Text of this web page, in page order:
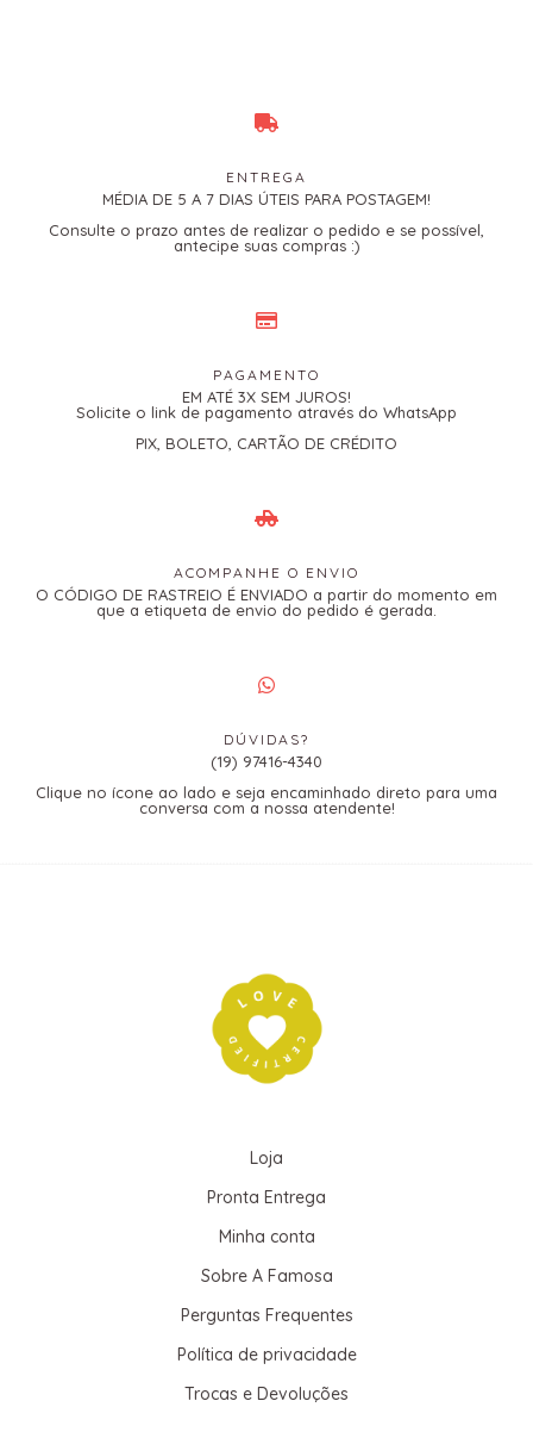
ENTREGA
MÉDIA DE 5 A 7 DIAS ÚTEIS PARA POSTAGEM!
Consulte o prazo antes de realizar o pedido e se possível,
antecipe suas compras :)
PAGAMENTO
EM ATÉ 3X SEM JUROS!
Solicite o link de pagamento através do WhatsApp
PIX, BOLETO, CARTÃO DE CRÉDITO
ACOMPANHE O ENVIO
O CÓDIGO DE RASTREIO É ENVIADO a partir do momento em
que a etiqueta de envio do pedido é gerada.
DÚVIDAS?
(19) 97416-4340
Clique no ícone ao lado e seja encaminhado direto para uma
conversa com a nossa atendente!
Loja
Pronta Entrega
Minha conta
Sobre A Famosa
Perguntas Frequentes
Política de privacidade
Trocas e Devoluções